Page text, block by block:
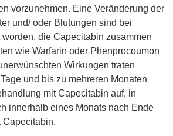
vorzunehmen. Eine Veränderung der
und/ oder Blutungen sind bei
die Capecitabin zusammen
wie Warfarin oder Phenprocoumon
Wirkungen traten
und bis zu mehreren Monaten
mit Capecitabin auf, in
innerhalb eines Monats nach Ende
Capecitabin.